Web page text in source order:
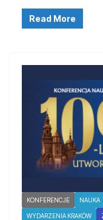
Read More
KONFERENCJE NAUKA
WYDARZENIA KRAKÓW